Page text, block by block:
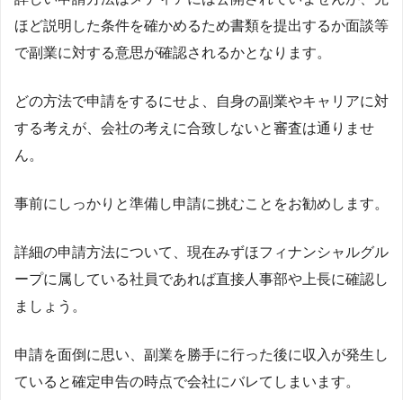
ほど説明した条件を確かめるため書類を提出するか面談等
で副業に対する意思が確認されるかとなります。
どの方法で申請をするにせよ、自身の副業やキャリアに対
する考えが、会社の考えに合致しないと審査は通りませ
ん。
事前にしっかりと準備し申請に挑むことをお勧めします。
詳細の申請方法について、現在みずほフィナンシャルグル
ープに属している社員であれば直接人事部や上長に確認し
ましょう。
申請を面倒に思い、副業を勝手に行った後に収入が発生し
ていると確定申告の時点で会社にバレてしまいます。